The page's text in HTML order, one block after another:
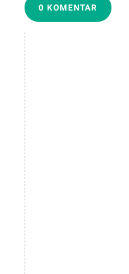
0 KOMENTAR